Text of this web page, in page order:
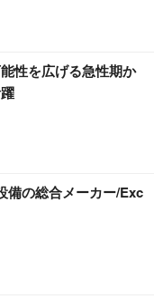
性を広げる急性期か
備の総合メーカー/Exc